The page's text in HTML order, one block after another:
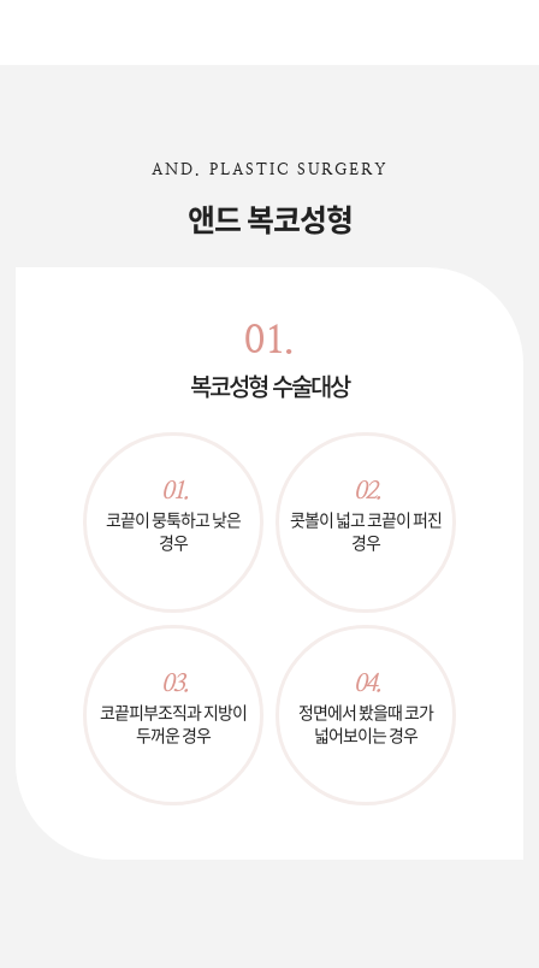
AND. PLASTIC SURGERY
앤드 복코성형
01.
복코성형 수술대상
01.
코끝이 뭉툭하고낮은
경우
02.
콧볼이 넓고 코끝이퍼진
경우
03.
코끝피부조직과 지방이
두꺼운 경우
04.
정면에서 봤을때코가
넓어보이는 경우